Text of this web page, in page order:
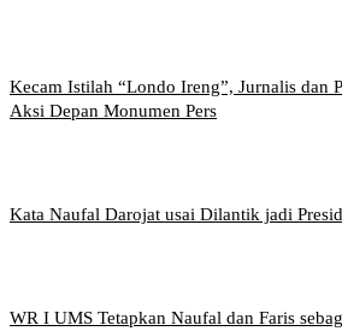
Kecam Istilah “Londo Ireng”, Jurnalis dan
Aksi Depan Monumen Pers
Kata Naufal Darojat usai Dilantik jadi
WR I UMS Tetapkan Naufal dan Faris